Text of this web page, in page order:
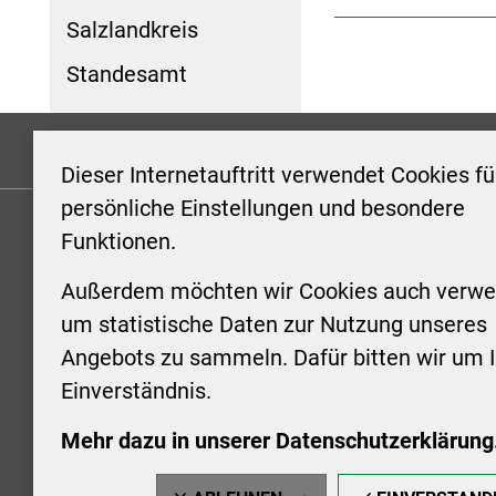
Dieser Internetauftritt verwendet Cookies
persönliche Einstellungen und besondere
Funktionen.
Außerdem möchten wir Cookies auch
um statistische Daten zur Nutzung unseres
Angebots zu sammeln. Dafür bitten wir um
Einverständnis.
Mehr dazu in unserer
Salzlandkreis
Standesamt
KONTAKT
Stadt Aschersleben
Markt 1
06449 Aschersleben
+49 3473 958-0
stadt@aschersleben.de
https://www.aschersleben.de/
Montag:
Uhr
Uhr
vorheriger